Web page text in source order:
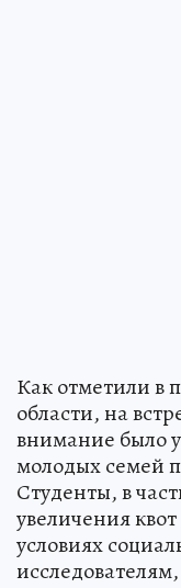
Как отметили в
области, на
внимание было
молодых семей
Студенты, в
увеличения
условиях